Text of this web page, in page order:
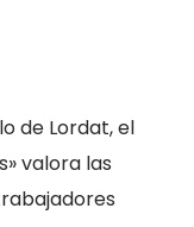
de Lordat, el
valora las